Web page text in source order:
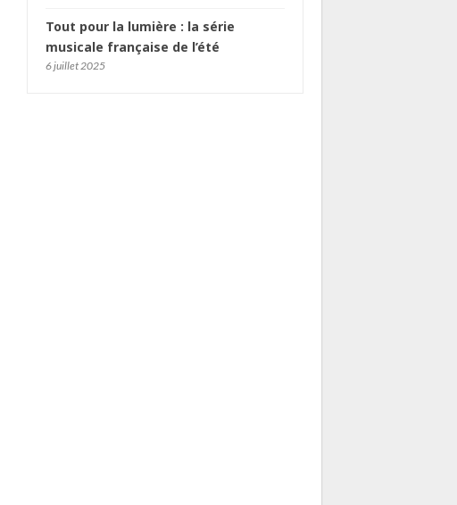
Tout pour la lumière : la série
musicale française de l’été
6 juillet 2025